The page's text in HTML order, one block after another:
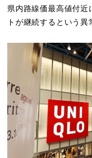
県内路線価最高値付近
トが継続するという異